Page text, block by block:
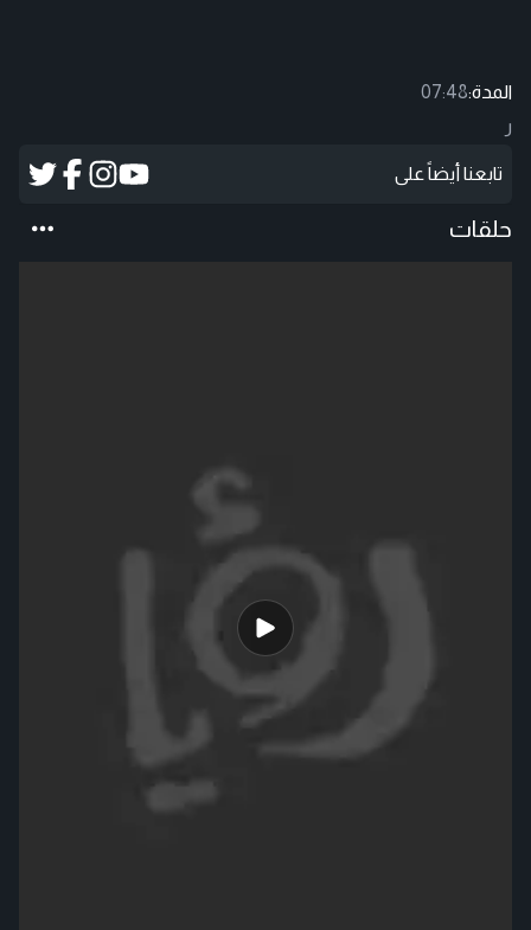
المدة:07:48
ر
تابعنا أيضاً على
حلقات